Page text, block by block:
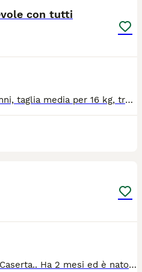
con tutti
Andreina cerca famiglia: 3 anni, taglia media per 16 kg, trovata vagante per strada, è dolcissima con tutti. Socievole con persone e animali, è un carattere affettuoso ma equilibrato, il che ci fa pensare che prima di essere abbandonata probabilmente era abituata al contatto umano e, forse, alla vita in famiglia. Vaccinata, microchippata, sterilizzata, negativa al test della leishmania, Andreina si trova in provincia di Caserta e per una bella adozione raggiunge tutto il centro e nord tramite staffetta autorizzata e previo iter conoscitivo con l'adottante. Per informazioni contattare Stefania Mazzella, Cuore di Cane Odv, al numero 3473107846. (È gradito un breve messaggio di presentazione whatsapp). Grazie
Sem si trova in provincia di Caserta.. Ha 2 mesi ed è nato nelle campagne di Caserta.. L'unico sopravvissuto è lui e la sua mamma, gli altri fratelli sono tutti morti.. Per evitargli il canile dove spesso muoiono tanti cuccioli cerchiamo una famiglia responsabile che si innamori di lui.. Si affida vaccinato e microchippato.. Adottabile in tutta la Campania e centro nord Italia dopo il pre affido con la staffetta.. Sarete accompagnati per un'adozione consapevole pet la gestione, sicurezza e benessere del proprio cane.